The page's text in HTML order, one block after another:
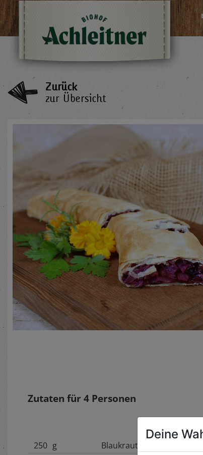
Zurück
zur Übersicht
Zutaten für 4 Personen
250 g
Blaukraut
Deine